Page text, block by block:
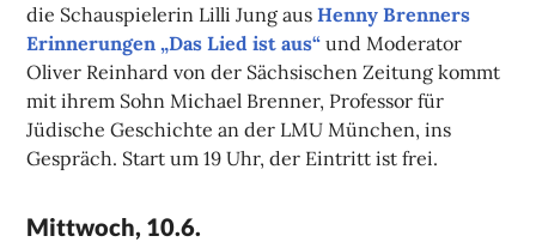
die Schauspielerin Lilli Jung ausHenny Brenners
Erinnerungen „Das Lied ist aus“ und Moderator
Oliver Reinhard von der Sächsischen Zeitung kommt
mit ihrem Sohn Michael Brenner, Professor für
Jüdische Geschichte an der LMU München, ins
Gespräch. Start um 19 Uhr, der Eintritt ist frei.
Mittwoch, 10.6.